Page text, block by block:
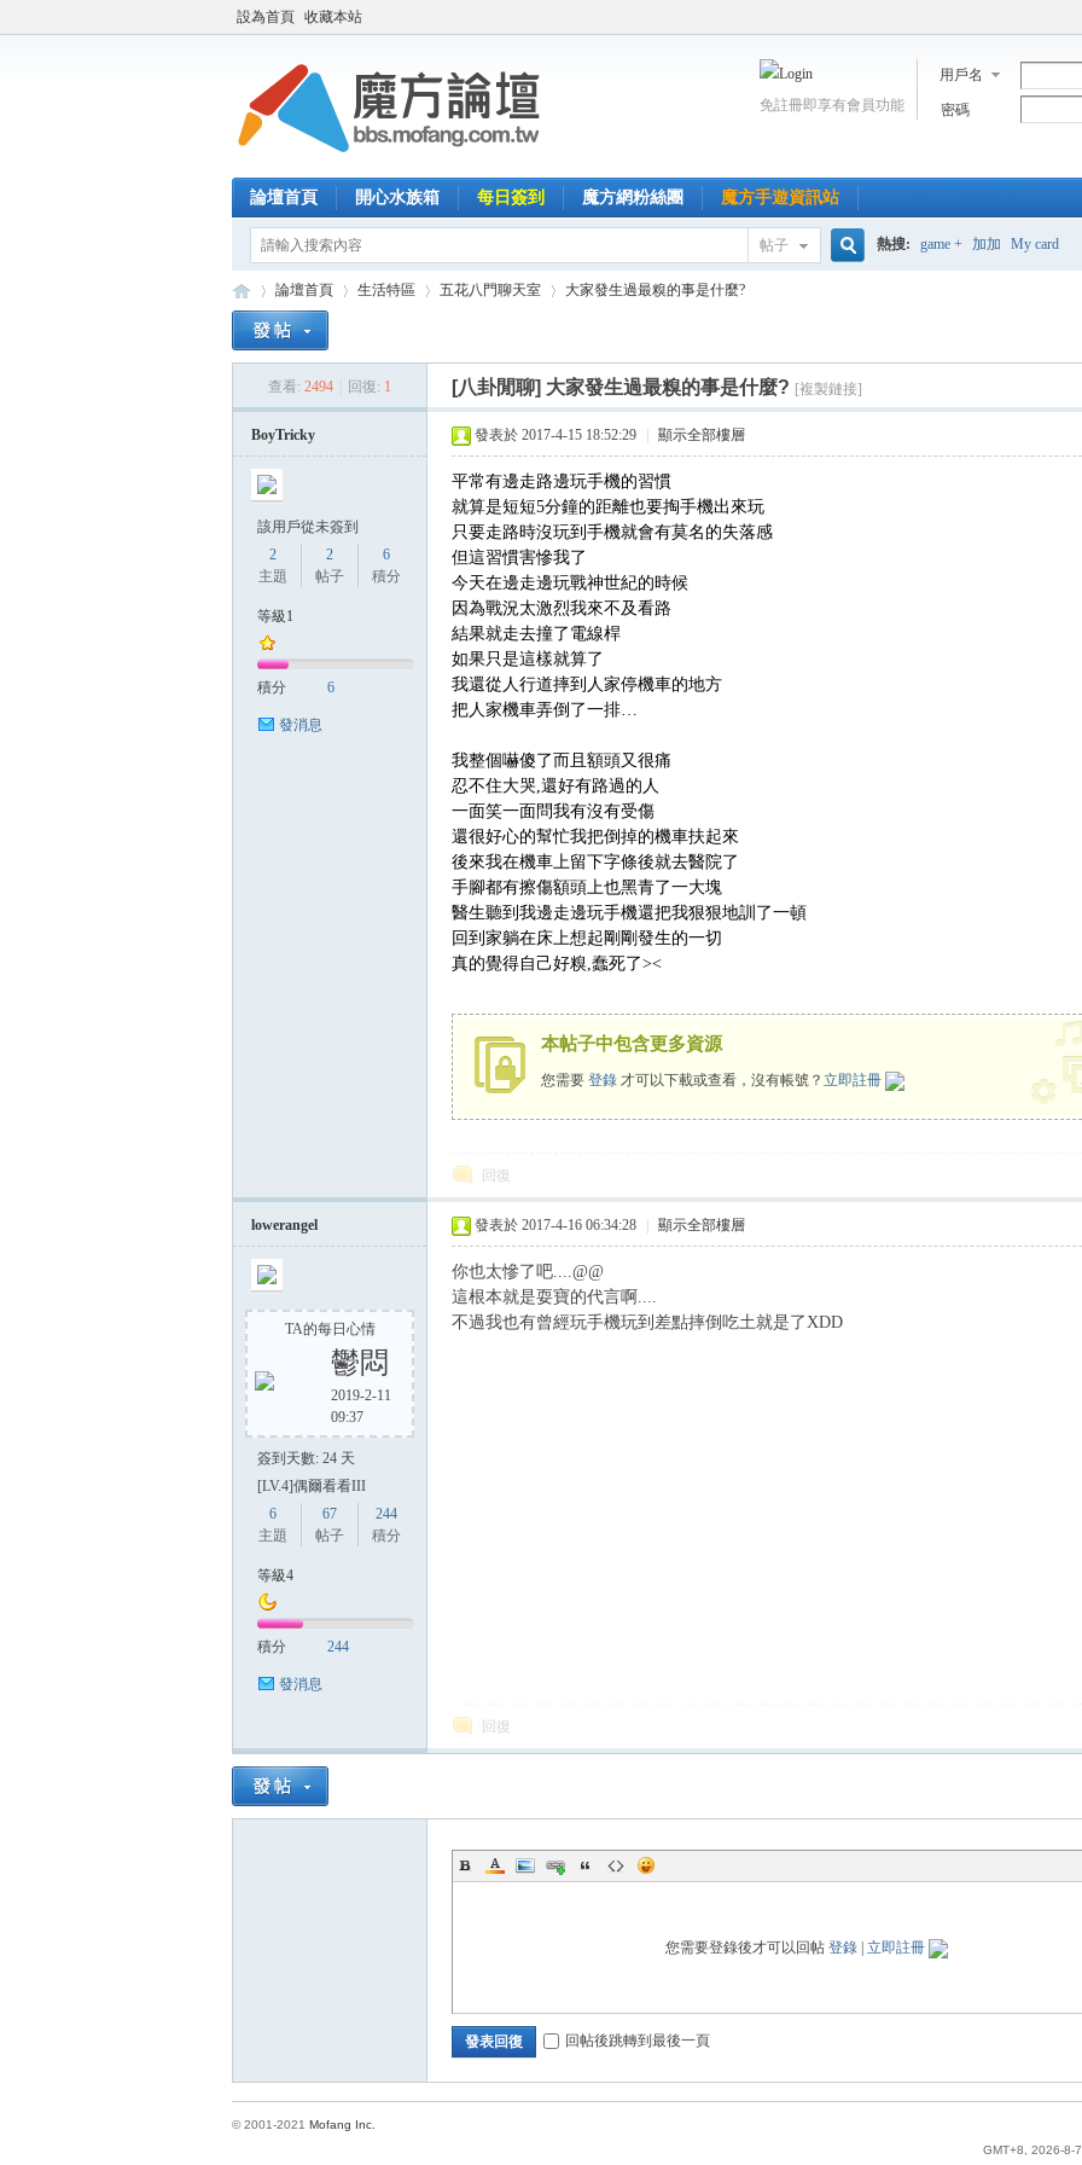
設為首頁 收藏本站
用戶名
密碼
免註冊即享有會員功能
論壇首頁 開心水族箱 每日簽到 魔方網粉絲團 魔方手遊資訊站
帖子
索
熱搜: game + 加加 My card
論壇首頁 生活特區 五花八門聊天室 大家發生過最糗的事是什麼?
查看: 2494 回復: 1 [八卦閒聊] 大家發生過最糗的事是什麼? [複製鏈接]
BoyTricky
該用戶從未簽到
2
主題
2
帖子
6
積分
等級1
積分 6
發消息
發表於 2017-4-15 18:52:29 顯示全部樓層
平常有邊走路邊玩手機的習慣
就算是短短5分鐘的距離也要掏手機出來玩
只要走路時沒玩到手機就會有莫名的失落感
但這習慣害慘我了
今天在邊走邊玩戰神世紀的時候
因為戰況太激烈我來不及看路
結果就走去撞了電線桿
如果只是這樣就算了
我還從人行道摔到人家停機車的地方
把人家機車弄倒了一排…
我整個嚇傻了而且額頭又很痛
忍不住大哭,還好有路過的人
一面笑一面問我有沒有受傷
還很好心的幫忙我把倒掉的機車扶起來
後來我在機車上留下字條後就去醫院了
手腳都有擦傷額頭上也黑青了一大塊
醫生聽到我邊走邊玩手機還把我狠狠地訓了一頓
回到家躺在床上想起剛剛發生的一切
真的覺得自己好糗,蠢死了><
本帖子中包含更多資源
您需要 登錄 才可以下載或查看，沒有帳號？ 立即註冊
回復
lowerangel
TA的每日心情
鬱悶
2019-2-11
09:37
簽到天數: 24 天
[LV.4]偶爾看看III
6
主題
67
帖子
244
積分
等級4
積分 244
發消息
發表於 2017-4-16 06:34:28 顯示全部樓層
你也太慘了吧....@@
這根本就是耍寶的代言啊....
不過我也有曾經玩手機玩到差點摔倒吃土就是了XDD
回復
您需要登錄後才可以回帖 登錄| 立即註冊
發表回復 回帖後跳轉到最後一頁
GMT+8, 2026-8-
© 2001-2021 Mofang Inc.